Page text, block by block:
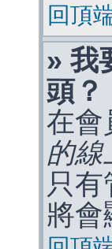
回頂
» 我
頭？
在會
的線
只
將會